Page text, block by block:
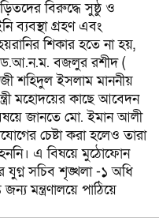
বিরুদ্ধে সুষ্ঠু ও
ব্যবস্থা গ্রহণ এবং
শিকার হতে না হয়,
ড.আ.ন.ম. বজলুর রশীদ (
শহিদুল ইসলাম মাননীয়
মহোদয়ের কাছে আবেদন
জানতে মো. ইমান আলী
চেষ্টা করা হলেও তারা
এ বিষয়ে মুঠোফোন
যুগ্ন সচিব শৃঙ্খলা -১ অধি
মন্ত্রণালয়ে পাঠিয়ে